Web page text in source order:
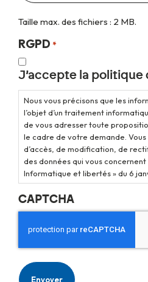
Taille max. des fichiers : 2 MB.
RGPD *
J’accepte la
Nous vous précisons que les
l’objet d’un traitement
de vous adresser toute
le cadre de votre demande. Vous
d’accès, de modification, de
des données qui vous
Informatique et libertés » du 6
CAPTCHA